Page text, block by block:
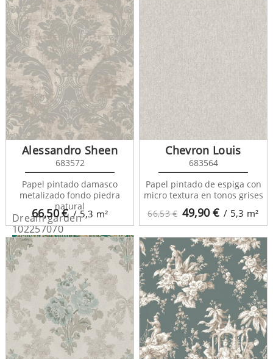
Dream garden
102256122
Dream garden
102257070
66,50€ / 5,3 m²
Alessandro Sheen
683572
Papel pintado damasco
metalizado fondo piedra
natural
66,53 € 49,90€ / 5,3 m²
Chevron Louis
683564
Papel pintado de espiga con
micro textura en tonos grises